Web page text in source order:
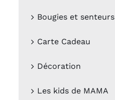
Bougies et senteurs
Carte Cadeau
Décoration
Les kids de MAMA